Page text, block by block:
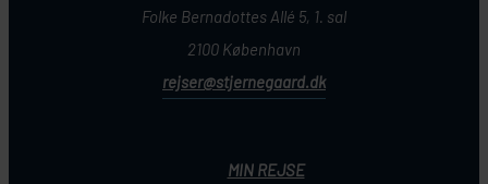
Folke Bernadottes Allé 5, 1. sal
2100 København
rejser@stjernegaard.dk
MIN REJSE